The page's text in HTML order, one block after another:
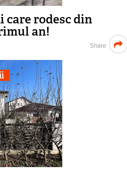
care rodesc din
an!
Share